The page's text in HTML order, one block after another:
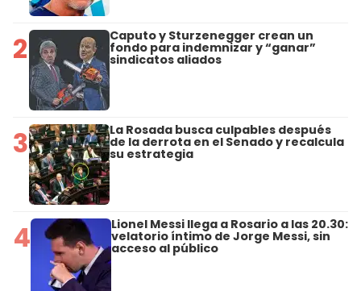
2 Caputo y Sturzenegger crean un
fondo para indemnizar y “ganar”
sindicatos aliados
3 La Rosada busca culpables después
de la derrota en el Senado y recalcula
su estrategia
4 Lionel Messi llega a Rosario a las 20.30:
velatorio íntimo de Jorge Messi, sin
acceso al público